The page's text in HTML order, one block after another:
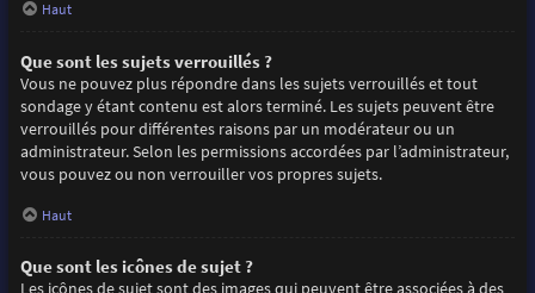
Haut
Que sont les sujets verrouillés ?
Vous ne pouvez plus répondre dans les sujets verrouillés et tout
sondage y étant contenu est alors terminé. Les sujets peuvent être
verrouillés pour différentes raisons par un modérateur ou un
administrateur. Selon les permissions accordées par l’administrateur,
vous pouvez ou non verrouiller vos propres sujets.
Haut
Que sont les icônes de sujet ?
Les icônes de sujet sont des images qui peuvent être associées à des